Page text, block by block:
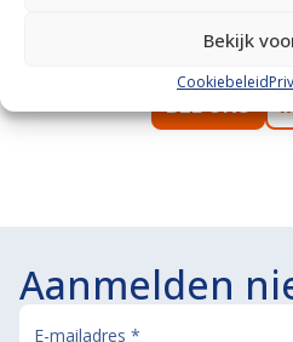
Bekijk
Cookiebeleid
BEL ONS
Aanmelden